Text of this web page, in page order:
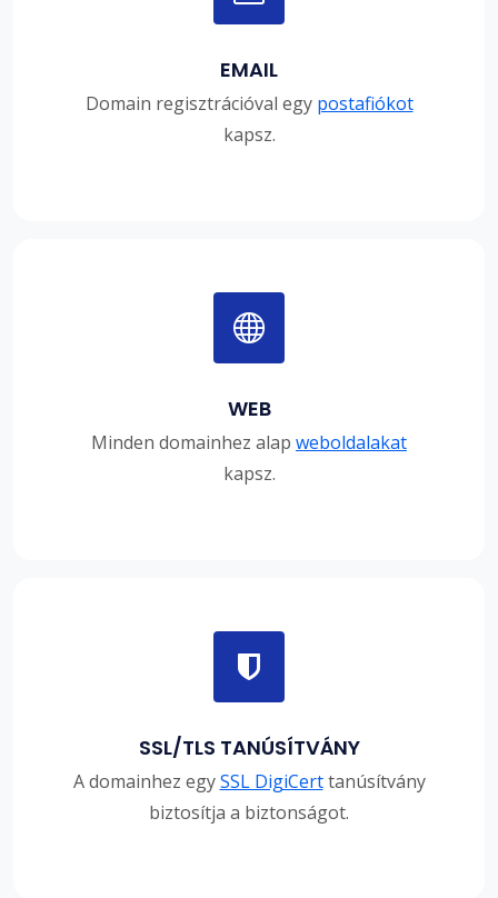
EMAIL
Domain regisztrációval egy postafiókot
kapsz.
WEB
Minden domainhez alap weboldalakat
kapsz.
SSL/TLS TANÚSÍTVÁNY
A domainhez egySSL DigiCerttanúsítvány
biztosítja a biztonságot.